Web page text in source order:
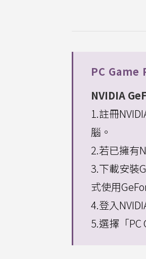
PC Game
NVIDIA
1.註冊
腦。
2.若已擁有
3.下載安裝
式使用
4.登入
5.選擇「PC